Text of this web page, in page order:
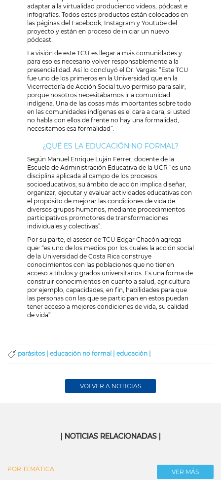
adaptar a la virtualidad produciendo videos, pódcast e
infografías. Todos estos productos están colocados en
las páginas del Facebook, Instagram y Youtube del
proyecto y están en proceso de iniciar un nuevo
pódcast.
La visión de este TCU es llegar a más comunidades y
para eso es necesario volver responsablemente a la
presencialidad. Así lo concluyó el Dr. Vargas: “Este TCU
fue uno de los primeros en la Universidad que en la
Vicerrectoría de Acción Social tuvo permiso para salir,
porque nosotros necesitábamos ir a comunidad
indígena. Una de las cosas más importantes sobre todo
en las comunidades indígenas es el cara a cara, si usted
no habla con ellos de frente no hay una formalidad,
necesitamos esa formalidad”.
¿QUÉ ES LA EDUCACIÓN NO FORMAL?
Según Manuel Enrique Luján Ferrer, docente de la
Escuela de Administración Educativa de la UCR “es una
disciplina aplicada al campo de los procesos
socioeducativos; su ámbito de acción implica diseñar,
organizar, ejecutar y evaluar actividades educativas con
el propósito de mejorar las condiciones de vida de
diversos grupos humanos, mediante procedimientos
participativos promotores de transformaciones
individuales y colectivas”.
Por su parte, el asesor de TCU Edgar Chacón agrega
que: “es uno de los medios por los cuales la acción social
de la Universidad de Costa Rica construye
conocimientos con las poblaciones que no tienen
acceso a títulos y grados universitarios. Es una forma de
construir conocimientos en cuanto a salud, agricultura
por ejemplo, capacidades, en fin, habilidades para que
las personas con las que se participan en estos puedan
tener acceso a mejores condiciones de vida, su calidad
de vida”.
parásitos | educación no formal | educación |
VOLVER A NOTICIAS
| NOTICIAS RELACIONADAS |
POR TEMÁTICA VER MÁS